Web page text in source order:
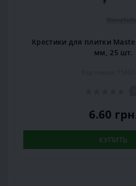
Крестики для плитки
мм, 25 шт.
6.60
КУПИТЬ